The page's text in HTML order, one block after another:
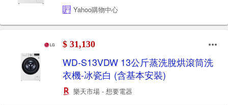
Yahoo購物中心
$ 31,130
WD-S13VDW 13公斤蒸洗脫烘滾筒洗
衣機-冰瓷白 (含基本安裝)
樂天市場 - 想要電器